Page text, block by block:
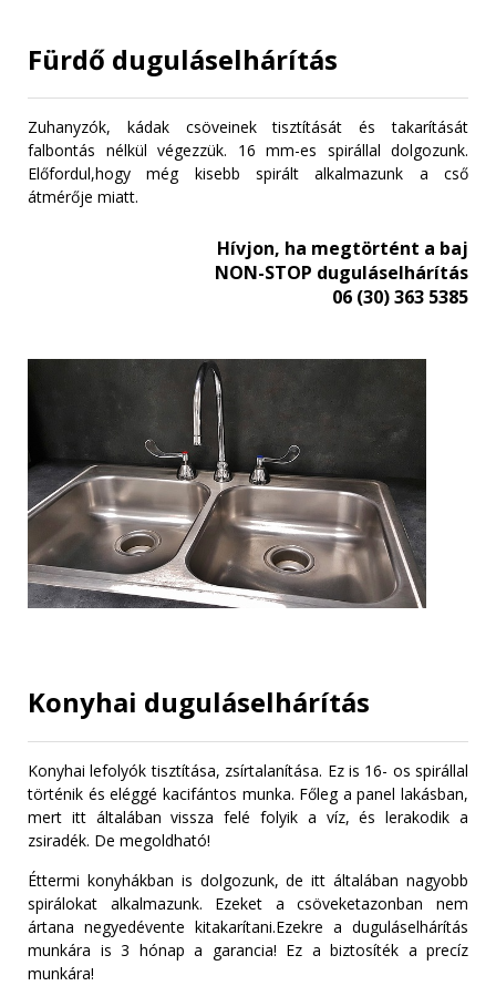
Fürdő duguláselhárítás
Zuhanyzók, kádak csöveinek tisztítását és takarítását
falbontás nélkül végezzük. 16 mm-es spirállal dolgozunk.
Előfordul,hogy még kisebb spirált alkalmazunk a cső
átmérője miatt.
Hívjon, ha megtörtént a baj
NON-STOP duguláselhárítás
06 (30) 363 5385
Konyhai duguláselhárítás
Konyhai lefolyók tisztítása, zsírtalanítása. Ez is 16- os spirállal
történik és eléggé kacifántos munka. Főleg a panel lakásban,
mert itt általában vissza felé folyik a víz, és lerakodik a
zsiradék. De megoldható!
Éttermi konyhákban is dolgozunk, de itt általában nagyobb
spirálokat alkalmazunk. Ezeket a csöveketazonban nem
ártana negyedévente kitakarítani.Ezekre a duguláselhárítás
munkára is 3 hónap a garancia! Ez a biztosíték a precíz
munkára!